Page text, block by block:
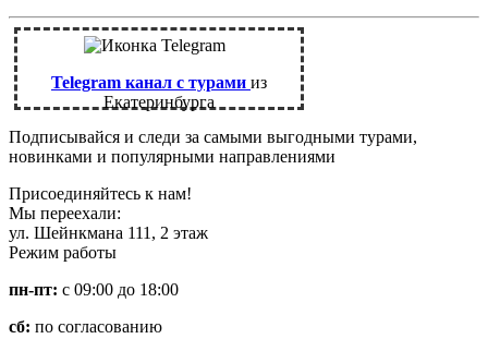
Telegram канал с турами из
Екатеринбурга
Подписывайся и следи за самыми выгодными турами,
новинками и популярными направлениями
Присоединяйтесь к нам!
Мы переехали:
ул. Шейнкмана 111, 2 этаж
Режим работы
пн-пт: с 09:00 до 18:00
сб: по согласованию